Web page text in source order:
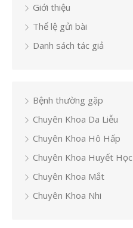
Giới thiệu
Thể lệ gửi bài
Danh sách tác giả
Bệnh thường gặp
Chuyên Khoa Da Liễu
Chuyên Khoa Hô Hấp
Chuyên Khoa Huyết Học
Chuyên Khoa Mắt
Chuyên Khoa Nhi